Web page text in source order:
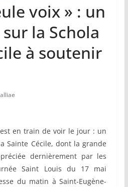
voix » : un
la Schola
à soutenir
en train de voir le jour : un
Sainte Cécile, dont la grande
dernièrement par les
Saint Louis du 17 mai
du matin à Saint-Eugène-